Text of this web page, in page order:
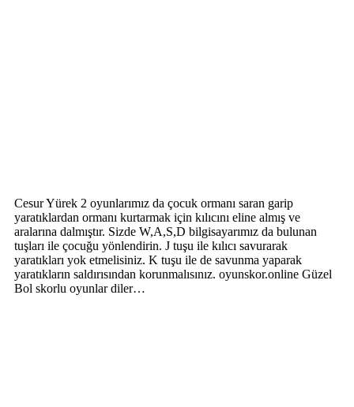
Cesur Yürek 2 oyunlarımız da çocuk ormanı saran garip
yaratıklardan ormanı kurtarmak için kılıcını eline almış ve
aralarına dalmıştır. Sizde W,A,S,D bilgisayarımız da bulunan
tuşları ile çocuğu yönlendirin. J tuşu ile kılıcı savurarak
yaratıkları yok etmelisiniz. K tuşu ile de savunma yaparak
yaratıkların saldırısından korunmalısınız. oyunskor.online Güzel
Bol skorlu oyunlar diler…